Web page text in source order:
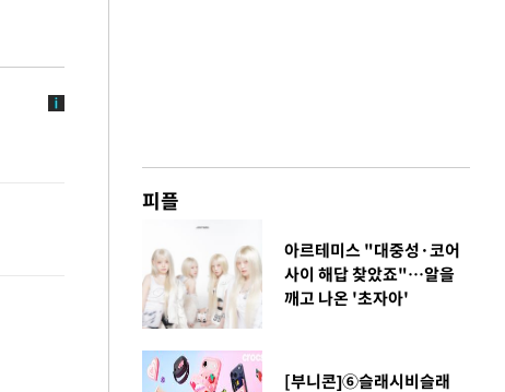
피플
아르테미스 "대중성·코어
사이 해답 찾았죠"…알을
깨고 나온 '초자아'
[부니콘]⑥슬래시비슬래